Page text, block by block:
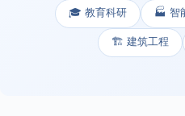
🎓 教育科研 🏭 智
🏗️ 建筑工程